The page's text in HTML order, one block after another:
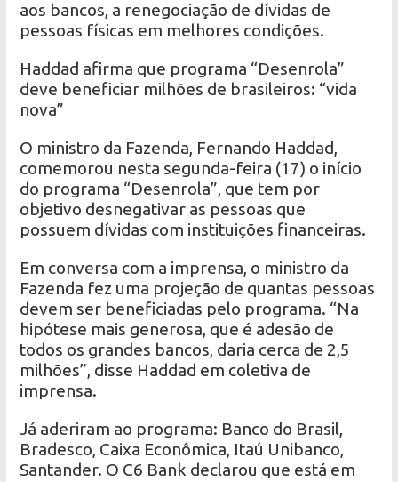
aos bancos, a renegociação de dívidas de
pessoas físicas em melhores condições.
Haddad afirma que programa “Desenrola”
deve beneficiar milhões de brasileiros: “vida
nova”
O ministro da Fazenda, Fernando Haddad,
comemorou nesta segunda-feira (17) o início
do programa “Desenrola”, que tem por
objetivo desnegativar as pessoas que
possuem dívidas com instituições financeiras.
Em conversa com a imprensa, o ministro da
Fazenda fez uma projeção de quantas pessoas
devem ser beneficiadas pelo programa. “Na
hipótese mais generosa, que é adesão de
todos os grandes bancos, daria cerca de 2,5
milhões”, disse Haddad em coletiva de
imprensa.
Já aderiram ao programa: Banco do Brasil,
Bradesco, Caixa Econômica, Itaú Unibanco,
Santander. O C6 Bank declarou que está em